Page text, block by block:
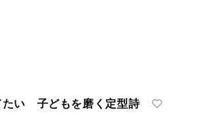
たい 子どもを磨く定型詩